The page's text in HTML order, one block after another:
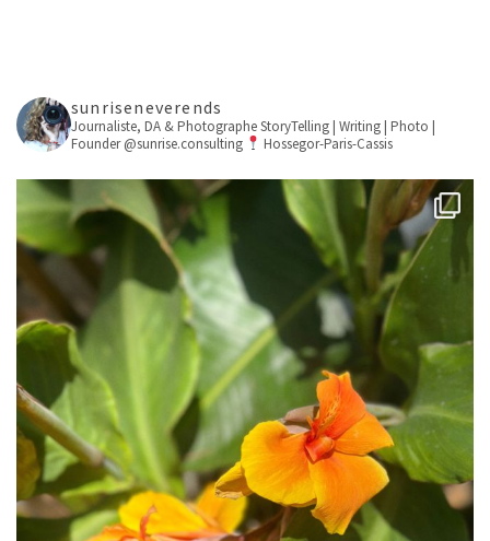
sunriseneverends
Journaliste, DA & PhotographeStoryTelling | Writing | Photo |
Founder @sunrise.consulting
Hossegor-Paris-Cassis